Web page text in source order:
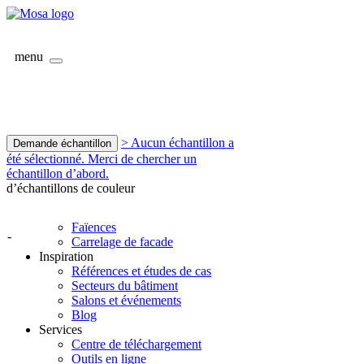
menu
Demande échantillon
> Aucun échantillon a
été sélectionné. Merci de chercher un
échantillon d’abord.
d’échantillons de couleur
-
Faïences
Carrelage de facade
Inspiration
Références et études de cas
Secteurs du bâtiment
Salons et événements
Blog
Services
Centre de téléchargement
Outils en ligne